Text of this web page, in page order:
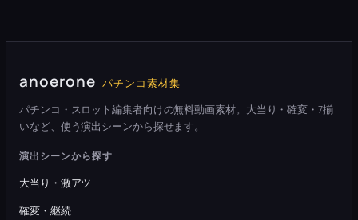
anoerone パチンコ素材集
パチンコ・スロット編集者向けの無料動画素材。大当り・確変・7揃
いなど、使う演出シーンから探せます。
演出シーンから探す
大当り・激アツ
確変・継続